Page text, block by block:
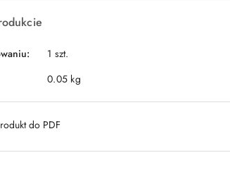
1 szt.
0.05 kg
do PDF